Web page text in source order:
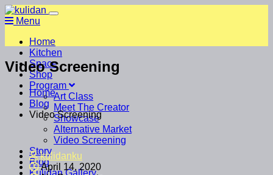
Menu
Home
Kitchen
Space
Shop
Program
Art Class
Meet The Creator
Showcase
Alternative Market
Video Screening
Story
Blog
Kulidan Gallery
Video Screening
Home
Blog
Video Screening
kulidanku
April 14, 2020